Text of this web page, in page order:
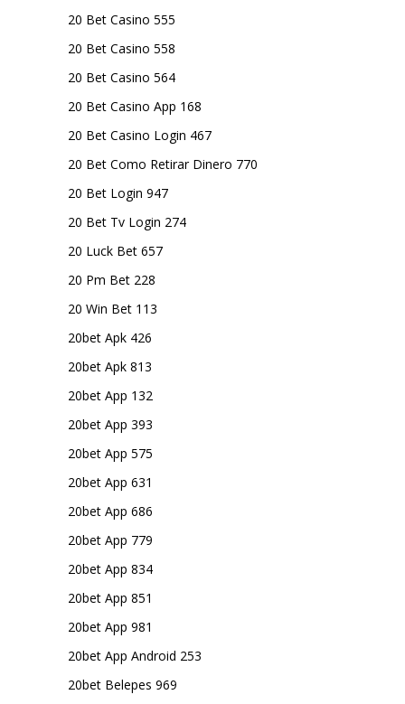
20 Bet Casino 555
20 Bet Casino 558
20 Bet Casino 564
20 Bet Casino App 168
20 Bet Casino Login 467
20 Bet Como Retirar Dinero 770
20 Bet Login 947
20 Bet Tv Login 274
20 Luck Bet 657
20 Pm Bet 228
20 Win Bet 113
20bet Apk 426
20bet Apk 813
20bet App 132
20bet App 393
20bet App 575
20bet App 631
20bet App 686
20bet App 779
20bet App 834
20bet App 851
20bet App 981
20bet App Android 253
20bet Belepes 969